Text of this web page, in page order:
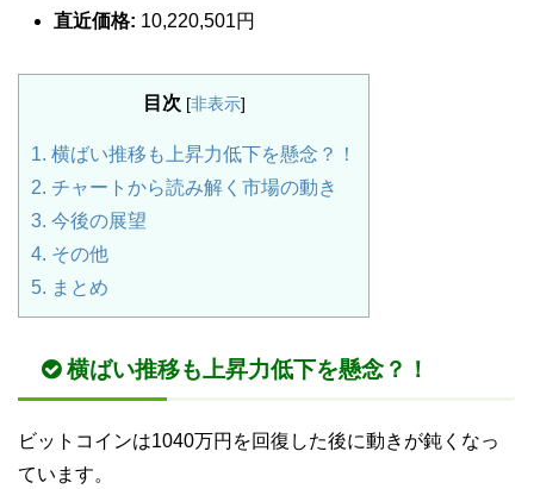
直近価格: 10,220,501円
目次 [非表示]
1. 横ばい推移も上昇力低下を懸念？！
2. チャートから読み解く市場の動き
3. 今後の展望
4. その他
5. まとめ
横ばい推移も上昇力低下を懸念？！
ビットコインは1040万円を回復した後に動きが鈍くなっ
ています。